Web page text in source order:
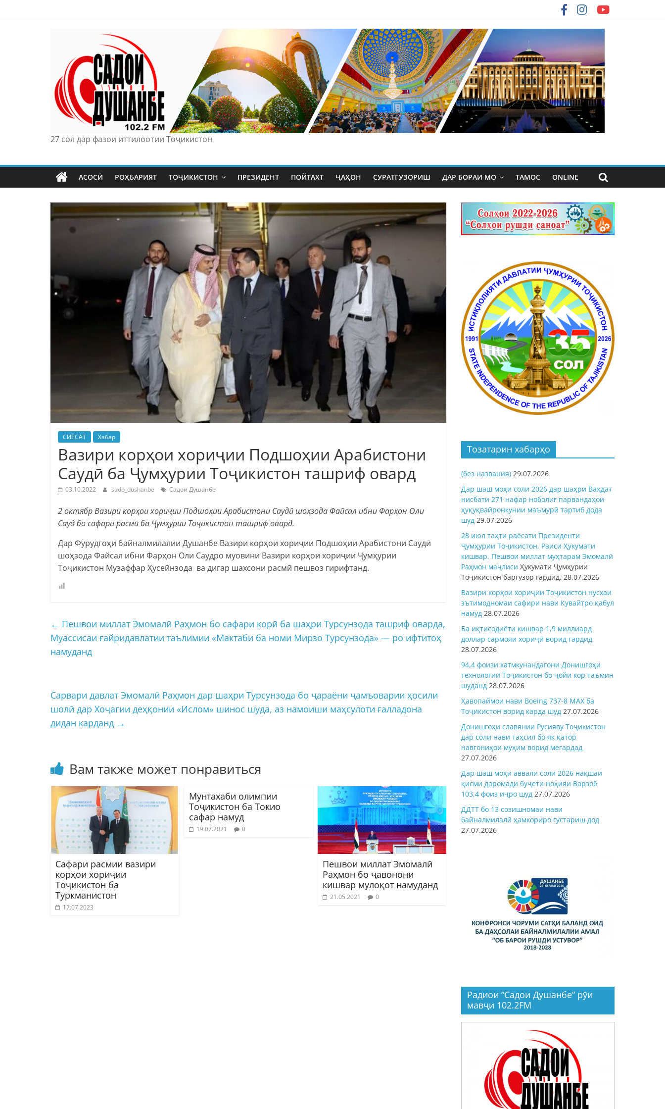
27 сол дар фазои иттилоотии Тоҷикистон
АСОСӢ РОҲБАРИЯТ ТОҶИКИСТОН ПРЕЗИДЕНТ ПОЙТАХТ ҶАҲОН СУРАТГУЗОРИШ ДАР БОРАИ МО ТАМОС ONLINE
СИЁСАТ Хабар
Вазири корҳои хориҷии Подшоҳии Арабистони
Саудӣ ба Ҷумҳурии Тоҷикистон ташриф овард
03.10.2022 sado_dushanbe Садои Душанбе
2 октябр Вазири корҳои хориҷии Подшоҳии Арабистони Саудӣ шоҳзода Файсал ибни Фарҳон Оли
Сауд бо сафари расмӣ ба Ҷумҳурии Тоҷикистон ташриф овард.
Дар Фурудгоҳи байналмилалии Душанбе Вазири корҳои хориҷии Подшоҳии Арабистони Саудӣ
шоҳзода Файсал ибни Фарҳон Оли Саудро муовини Вазири корҳои хориҷии Ҷумҳурии
Тоҷикистон Музаффар Ҳусейнзода ва дигар шахсони расмӣ пешвоз гирифтанд.
← Пешвои миллат Эмомалӣ Раҳмон бо сафари корӣ ба шаҳри Турсунзода ташриф оварда,
Муассисаи ғайридавлатии таълимии «Мактаби ба номи Мирзо Турсунзода» — ро ифтитоҳ
намуданд
Сарвари давлат Эмомалӣ Раҳмон дар шаҳри Турсунзода бо ҷараёни ҷамъоварии ҳосили
шолӣ дар Хоҷагии деҳқонии «Ислом» шинос шуда, аз намоиши маҳсулоти ғалладона
дидан карданд →
Вам также может понравиться
Сафари расмии вазири
корҳои хориҷии
Тоҷикистон ба
Туркманистон
17.07.2023
Мунтахаби олимпии
Тоҷикистон ба Токио
сафар намуд
19.07.2021 0
Пешвои миллат Эмомалӣ
Раҳмон бо ҷавонони
кишвар мулоқот намуданд
21.05.2021 0
Тозатарин хабарҳо
(без названия) 29.07.2026
Дар шаш моҳи соли 2026 дар шаҳри Ваҳдат
нисбати 271 нафар ноболиғ парвандаҳои
ҳуқуқвайронкунии маъмурӣ тартиб дода
шуд 29.07.2026
28 июл таҳти раёсати Президенти
Ҷумҳурии Тоҷикистон, Раиси Ҳукумати
кишвар, Пешвои миллат муҳтарам Эмомалӣ
Раҳмон маҷлиси Ҳукумати Ҷумҳурии
Тоҷикистон баргузор гардид. 28.07.2026
Вазири корҳои хориҷии Тоҷикистон нусхаи
эътимодномаи сафири нави Кувайтро қабул
намуд 28.07.2026
Ба иқтисодиёти кишвар 1,9 миллиард
доллар сармояи хориҷӣ ворид гардид
28.07.2026
94,4 фоизи хатмкунандагони Донишгоҳи
технологии Тоҷикистон бо ҷойи кор таъмин
шуданд 28.07.2026
Ҳавопаймои нави Boeing 737-8 MAX ба
Тоҷикистон ворид карда шуд 27.07.2026
Донишгоҳи славянии Русияву Тоҷикистон
дар соли нави таҳсил бо як қатор
навгониҳои муҳим ворид мегардад
27.07.2026
Дар шаш моҳи аввали соли 2026 нақшаи
қисми даромади буҷети ноҳияи Варзоб
103,4 фоиз иҷро шуд 27.07.2026
ДДТТ бо 13 созишномаи нави
байналмилалӣ ҳамкориро густариш дод
27.07.2026
Радиои “Садои Душанбе” рӯи
мавҷи 102.2FM